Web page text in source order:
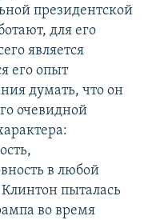
президентской
для его
является
его опыт
думать, что он
очевидной
в любой
пыталась
во время